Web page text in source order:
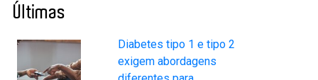
Últimas
Diabetes tipo 1 e tipo 2
exigem abordagens